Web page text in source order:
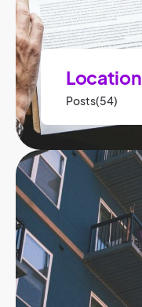
Location
Posts(54)